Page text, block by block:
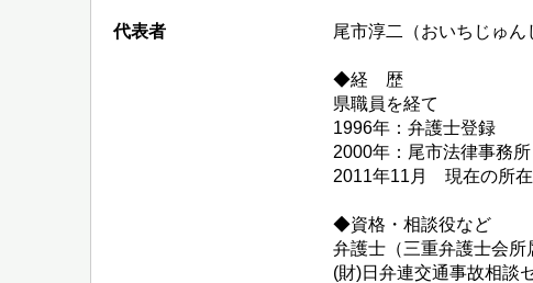
代表者 尾市淳二（おいちじゅん
◆経 歴
県職員を経て
1996年：弁護士登録
2000年：尾市法律事務
2011年11月 現在の所
◆資格・相談役など
弁護士（三重弁護士会所
(財)日弁連交通事故相談